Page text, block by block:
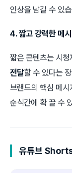
인상을 남길 수 있
4. 짧고 강력한 메
짧은 콘텐츠는 시청
전달할 수 있다는
브랜드의 핵심 메
순식간에 확 끌 수
유튜브